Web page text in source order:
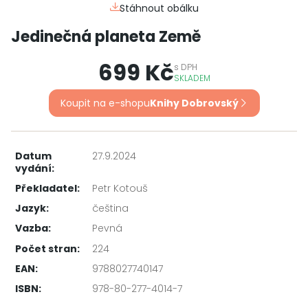
Stáhnout obálku
Jedinečná planeta Země
699 Kčs DPH
SKLADEM
Koupit na e-shopuKnihy Dobrovský
Datum
vydání:
27.9.2024
Překladatel:
Petr Kotouš
Jazyk:
čeština
Vazba:
Pevná
Počet stran:
224
EAN:
9788027740147
ISBN:
978-80-277-4014-7